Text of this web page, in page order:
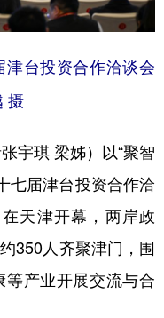
银龄 溯源中国
能源 会展
时尚
河北 山西
津台投资合作洽谈会
摄
琪 梁姊）以“聚智
七届津台投资合作洽
天津开幕，两岸政
350人齐聚津门，围
产业开展交流与合